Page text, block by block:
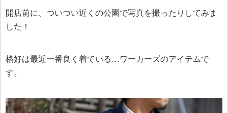
開店前に、ついつい近くの公園で写真を撮ったりしてみま
した！
格好は最近一番良く着ている…ワーカーズのアイテムで
す。